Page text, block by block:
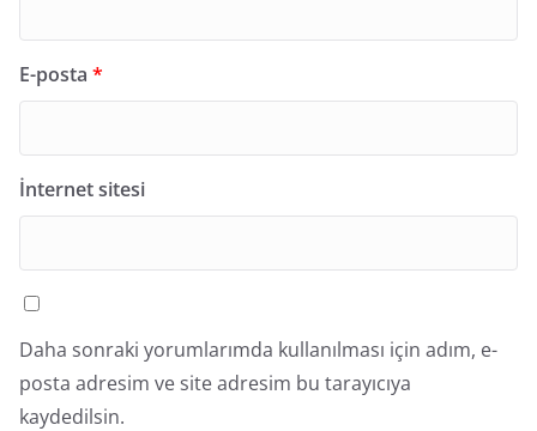
E-posta *
İnternet sitesi
Daha sonraki yorumlarımda kullanılması için adım, e-
posta adresim ve site adresim bu tarayıcıya
kaydedilsin.